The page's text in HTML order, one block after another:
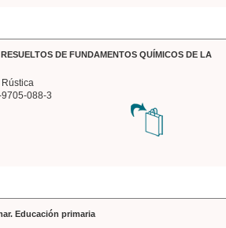
DE FUNDAMENTOS QUÍMICOS DE LA
9705-088-3
Educación primaria